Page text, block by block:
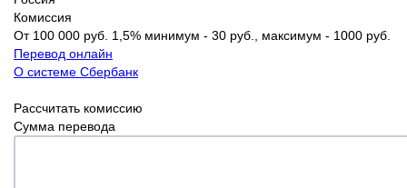
Комиссия
От 100 000 руб. 1,5% минимум - 30 руб., максимум - 1000 руб.
Перевод онлайн
О системе Сбербанк
Рассчитать комиссию
Сумма перевода